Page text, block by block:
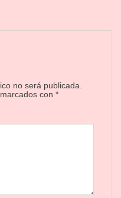
no será publicada.
con *